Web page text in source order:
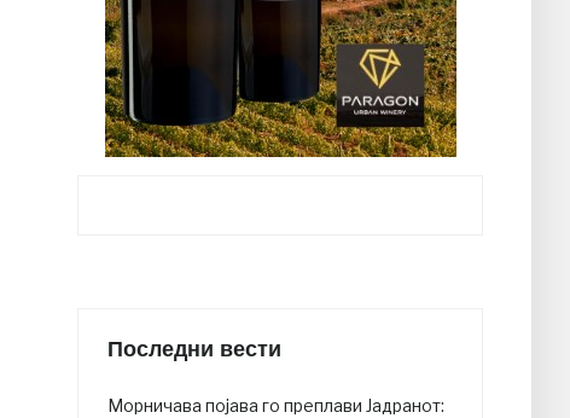
Последни вести
Moрничава појава го преплави Јадранот: